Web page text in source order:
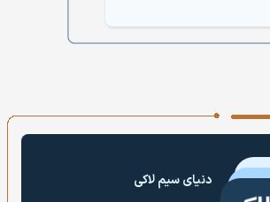
دنیای سیم لاکی